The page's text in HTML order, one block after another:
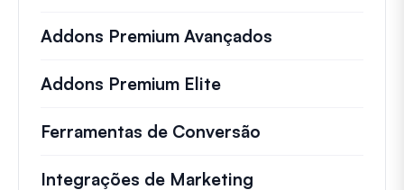
Addons Premium Avançados
Addons Premium Elite
Ferramentas de Conversão
Integrações de Marketing